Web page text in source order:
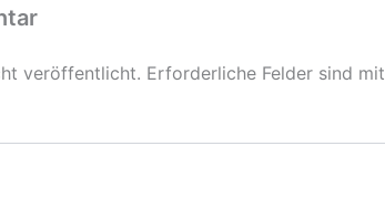
veröffentlicht. Erforderliche Felder sind mit